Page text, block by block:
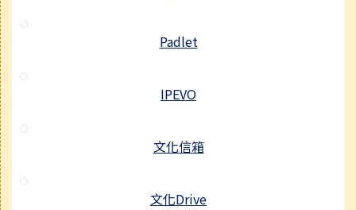
Padlet
IPEVO
文化信箱
文化Drive